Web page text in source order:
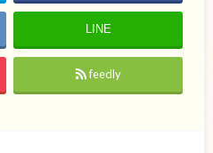
LINE
feedly